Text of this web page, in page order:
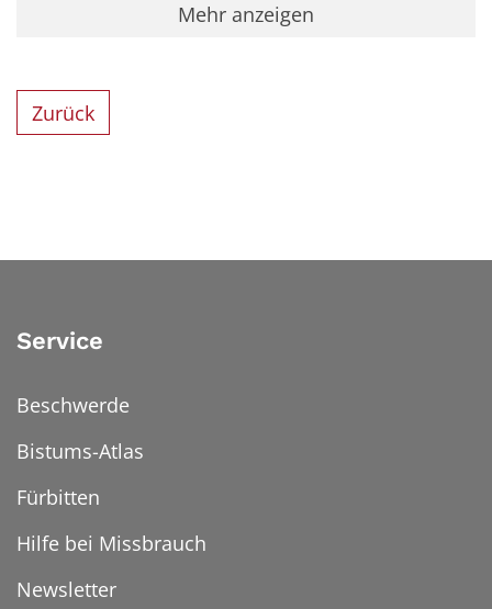
Mehr anzeigen
Zurück
Service
Beschwerde
Bistums-Atlas
Fürbitten
Hilfe bei Missbrauch
Newsletter